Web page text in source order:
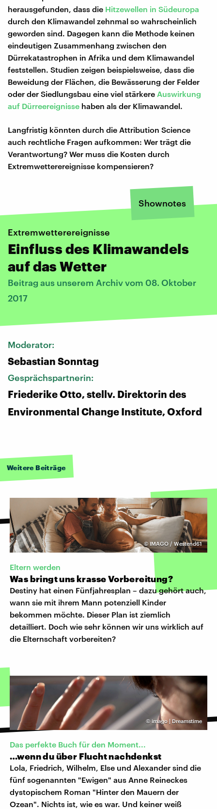
herausgefunden, dass die Hitzewellen in Südeuropa
durch den Klimawandel zehnmal so wahrscheinlich
geworden sind. Dagegen kann die Methode keinen
eindeutigen Zusammenhang zwischen den
Dürrekatastrophen in Afrika und dem Klimawandel
feststellen. Studien zeigen beispielsweise, dass die
Beweidung der Flächen, die Bewässerung der Felder
oder der Siedlungsbau eine viel stärkere Auswirkung
auf Dürreereignisse haben als der Klimawandel.
Langfristig könnten durch die Attribution Science
auch rechtliche Fragen aufkommen: Wer trägt die
Verantwortung? Wer muss die Kosten durch
Extremwetterereignisse kompensieren?
Shownotes
Extremwetterereignisse
Einfluss des Klimawandels
auf das Wetter
Beitrag aus unserem Archiv vom 08. Oktober
2017
Moderator:
Sebastian Sonntag
Gesprächspartnerin:
​Friederike Otto, stellv. Direktorin des
Environmental Change Institute, Oxford
Weitere Beiträge
©IMAGO / Westend61
Eltern werden
Was bringt uns krasse Vorbereitung?
Destiny hat einen Fünfjahresplan – dazu gehört auch,
wann sie mit ihrem Mann potenziell Kinder
bekommen möchte. Dieser Plan ist ziemlich
detailliert. Doch wie sehr können wir uns wirklich auf
die Elternschaft vorbereiten?
© imago | Dreamstime
Das perfekte Buch für den Moment...
…wenn du über Flucht nachdenkst
Lola, Friedrich, Wilhelm, Else und Alexander sind die
fünf sogenannten "Ewigen" aus Anne Reineckes
dystopischem Roman "Hinter den Mauern der
Ozean". Nichts ist, wie es war. Und keiner weiß